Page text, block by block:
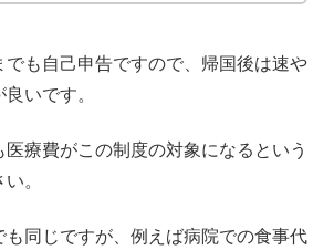
でも自己申告ですので、帰国後は速や
いです。
医療費がこの制度の対象になるという
。
も同じですが、例えば病院での食事代